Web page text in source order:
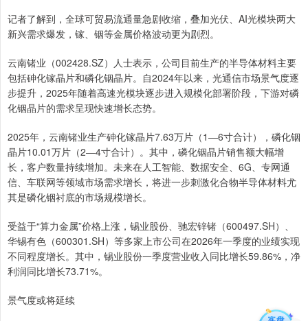
记者了解到，全球可贸易流通量急剧收缩，叠加光伏、AI光模块两大
新兴需求爆发，镓、铟等金属价格波动更为剧烈。
云南锗业（002428.SZ）人士表示，公司目前生产的半导体材料主要
包括砷化镓晶片和磷化铟晶片。自2024年以来，光通信市场景气度逐
步提升，2025年随着高速光模块逐步进入规模化部署阶段，下游对磷
化铟晶片的需求呈现快速增长态势。
2025年，云南锗业生产砷化镓晶片7.63万片（1—6寸合计），磷化铟
晶片10.01万片（2—4寸合计）。其中，磷化铟晶片销售额大幅增
长，客户数量持续增加。未来在人工智能、数据安全、6G、专网通
信、车联网等领域市场需求增长，将进一步刺激化合物半导体材料尤
其是磷化铟衬底的市场规模增长。
受益于“算力金属”价格上涨，锡业股份、驰宏锌锗（600497.SH）、
华锡有色（600301.SH）等多家上市公司在2026年一季度的业绩实现
不同程度增长。其中，锡业股份一季度营业收入同比增长59.86%，净
利润同比增长73.71%。
景气度或将延续